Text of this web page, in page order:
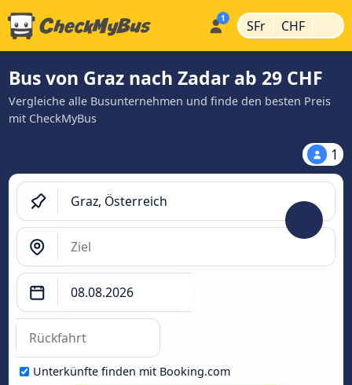
SFr | CHF |
Bus von Graz nach Zadar ab 29 CHF
Vergleiche alle Busunternehmen und finde den besten Preis
mit CheckMyBus
1
Unterkünfte finden mit Booking.com